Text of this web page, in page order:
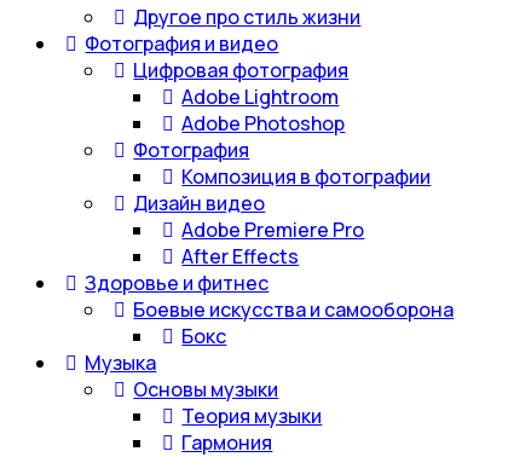
Другое про стиль жизни
Фотография и видео
Цифровая фотография
Adobe Lightroom
Adobe Photoshop
Фотография
Композиция в фотографии
Дизайн видео
Adobe Premiere Pro
After Effects
Здоровье и фитнес
Боевые искусства и самооборона
Бокс
Музыка
Основы музыки
Теория музыки
Гармония